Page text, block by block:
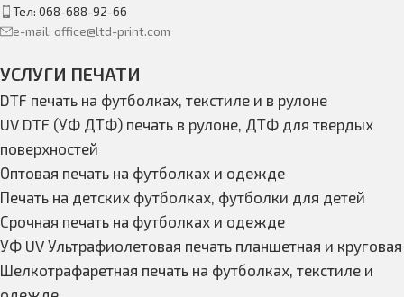
Тел: 068-688-92-66
e-mail: office@ltd-print.com
УСЛУГИ ПЕЧАТИ
DTF печать на футболках, текстиле и в рулоне
UV DTF (УФ ДТФ) печать в рулоне, ДТФ для твердых
поверхностей
Оптовая печать на футболках и одежде
Печать на детских футболках, футболки для детей
Срочная печать на футболках и одежде
УФ UV Ультрафиолетовая печать планшетная и круговая
Шелкотрафаретная печать на футболках, текстиле и